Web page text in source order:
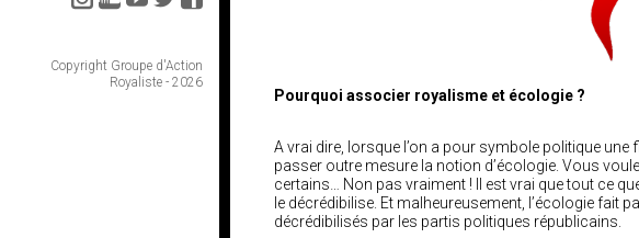
Copyright Groupe d'Action
Royaliste - 2026
Pourquoi associer royalisme et écologie ?
A vrai dire, lorsque l’on a pour symbole politique une
passer outre mesure la notion d’écologie. Vous
certains… Non pas vraiment ! Il est vrai que tout ce
le décrédibilise. Et malheureusement, l’écologie fait
décrédibilisés par les partis politiques républicains.